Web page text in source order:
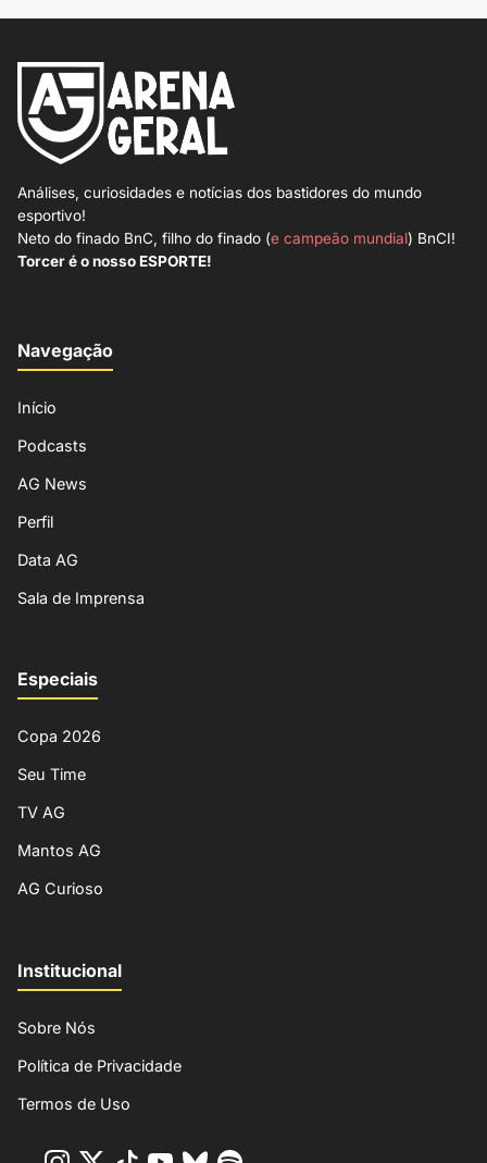
Análises, curiosidades e notícias dos bastidores do mundo
esportivo!
Neto do finado BnC, filho do finado (e campeão mundial) BnCI!
Torcer é o nosso ESPORTE!
Navegação
Início
Podcasts
AG News
Perfil
Data AG
Sala de Imprensa
Especiais
Copa 2026
Seu Time
TV AG
Mantos AG
AG Curioso
Institucional
Sobre Nós
Política de Privacidade
Termos de Uso